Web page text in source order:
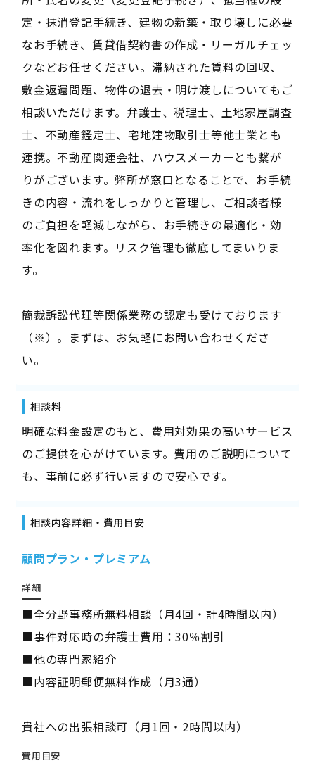
定・抹消登記手続き、建物の新築・取り壊しに必要
なお手続き、賃貸借契約書の作成・リーガルチェッ
クなどお任せください。滞納された賃料の回収、
敷金返還問題、物件の退去・明け渡しについてもご
相談いただけます。弁護士、税理士、土地家屋調査
士、不動産鑑定士、宅地建物取引士等他士業とも
連携。不動産関連会社、ハウスメーカーとも繋が
りがございます。弊所が窓口となることで、お手続
きの内容・流れをしっかりと管理し、ご相談者様
のご負担を軽減しながら、お手続きの最適化・効
率化を図れます。リスク管理も徹底してまいりま
す。
簡裁訴訟代理等関係業務の認定も受けております
（※）。まずは、お気軽にお問い合わせくださ
い。
相談料
明確な料金設定のもと、費用対効果の高いサービス
のご提供を心がけています。費用のご説明について
も、事前に必ず行いますので安心です。
相談内容詳細・費用目安
顧問プラン・プレミアム
詳細
■全分野事務所無料相談（月4回・計4時間以内）
■事件対応時の弁護士費用：30％割引
■他の専門家紹介
■内容証明郵便無料作成（月3通）
貴社への出張相談可（月1回・2時間以内）
費用目安